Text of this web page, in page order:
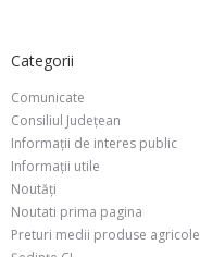
Categorii
Comunicate
Consiliul Județean
Informații de interes public
Informații utile
Noutăți
Noutati prima pagina
Preturi medii produse agricole